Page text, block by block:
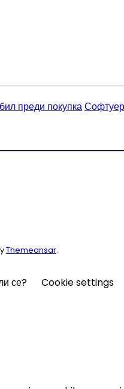
преди покупка
Themeansar.
се? Cookie settings